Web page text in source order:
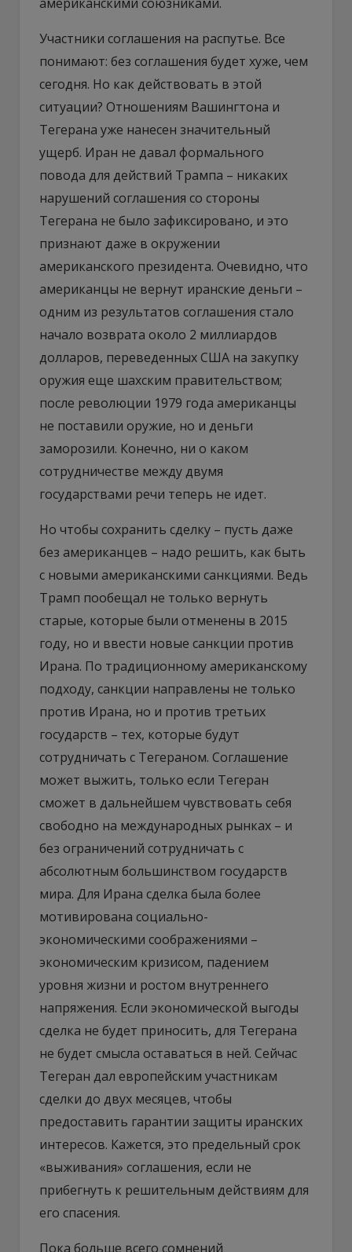
Участники соглашения на распутье. Все
понимают: без соглашения будет хуже, чем
сегодня. Но как действовать в этой
ситуации? Отношениям Вашингтона и
Тегерана уже нанесен значительный
ущерб. Иран не давал формального
повода для действий Трампа – никаких
нарушений соглашения со стороны
Тегерана не было зафиксировано, и это
признают даже в окружении
американского президента. Очевидно, что
американцы не вернут иранские деньги –
одним из результатов соглашения стало
начало возврата около 2 миллиардов
долларов, переведенных США на закупку
оружия еще шахским правительством;
после революции 1979 года американцы
не поставили оружие, но и деньги
заморозили. Конечно, ни о каком
сотрудничестве между двумя
государствами речи теперь не идет.
Но чтобы сохранить сделку – пусть даже
без американцев – надо решить, как быть
с новыми американскими санкциями. Ведь
Трамп пообещал не только вернуть
старые, которые были отменены в 2015
году, но и ввести новые санкции против
Ирана. По традиционному американскому
подходу, санкции направлены не только
против Ирана, но и против третьих
государств – тех, которые будут
сотрудничать с Тегераном. Соглашение
может выжить, только если Тегеран
сможет в дальнейшем чувствовать себя
свободно на международных рынках – и
без ограничений сотрудничать с
абсолютным большинством государств
мира. Для Ирана сделка была более
мотивирована социально-
экономическими соображениями –
экономическим кризисом, падением
уровня жизни и ростом внутреннего
напряжения. Если экономической выгоды
сделка не будет приносить, для Тегерана
не будет смысла оставаться в ней. Сейчас
Тегеран дал европейским участникам
сделки до двух месяцев, чтобы
предоставить гарантии защиты иранских
интересов. Кажется, это предельный срок
«выживания» соглашения, если не
прибегнуть к решительным действиям для
его спасения.
Пока больше всего сомнений